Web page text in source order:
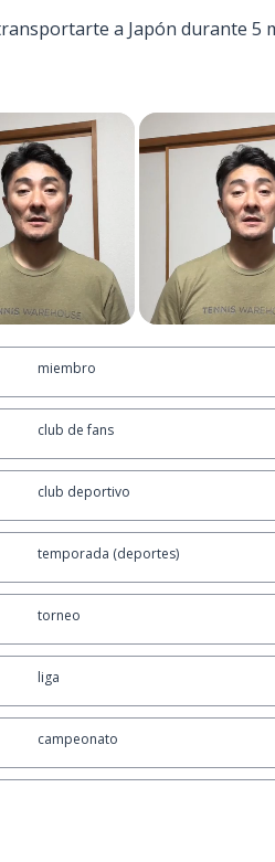
a Japón durante 5
miembro
club de fans
club deportivo
temporada (deportes)
torneo
liga
campeonato